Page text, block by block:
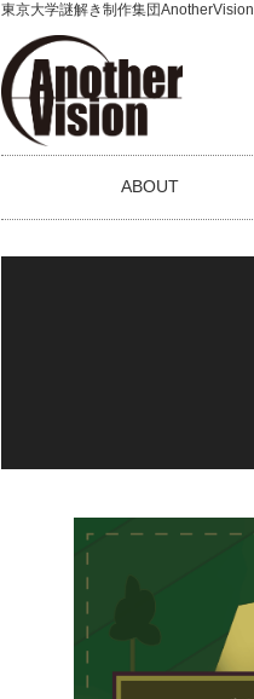
東京大学謎解き制作集団AnotherVision
ABOUT